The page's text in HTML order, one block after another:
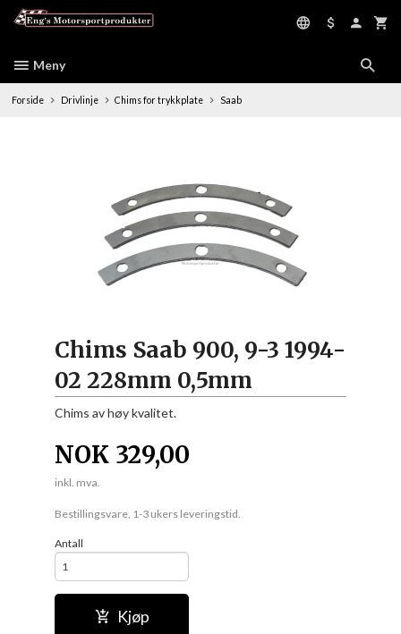
Meny
Forside Drivlinje Chims for trykkplate Saab
Chims Saab 900, 9-3 1994-
02 228mm 0,5mm
Chims av høy kvalitet.
NOK 329,00
inkl. mva.
Bestillingsvare, 1-3 ukers leveringstid.
Antall
Kjøp